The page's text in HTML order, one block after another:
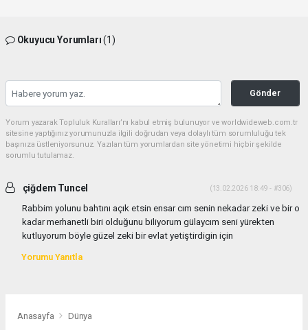
Okuyucu Yorumları(1)
Gönder
Yorum yazarak Topluluk Kuralları’nı kabul etmiş bulunuyor ve worldwideweb.com.tr
sitesine yaptığınız yorumunuzla ilgili doğrudan veya dolaylı tüm sorumluluğu tek
başınıza üstleniyorsunuz. Yazılan tüm yorumlardan site yönetimi hiçbir şekilde
sorumlu tutulamaz.
çiğdem Tuncel (13.02.2026 18:49 - #306)
Rabbim yolunu bahtını açık etsin ensar cım senin nekadar zeki ve bir o
kadar merhanetli biri olduğunu biliyorum gülaycım seni yürekten
kutluyorum böyle güzel zeki bir evlat yetiştirdigin için
Yorumu Yanıtla
Anasayfa Dünya